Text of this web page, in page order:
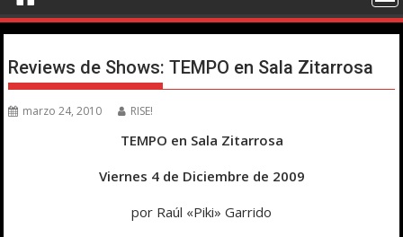
Reviews de Shows: TEMPO en Sala Zitarrosa
marzo 24, 2010 RISE!
TEMPO en Sala Zitarrosa
Viernes 4 de Diciembre de 2009
por Raúl «Piki» Garrido